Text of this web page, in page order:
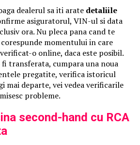
dealerul sa iti arate detaliile
asiguratorul, VIN-ul si data
ora. Nu pleca pana cand te
momentului in care
o online, daca este posibil.
transferata, cumpara una noua
pregatite, verifica istoricul
mai departe, vei vedea verificarile
probleme.
second-hand cu RCA